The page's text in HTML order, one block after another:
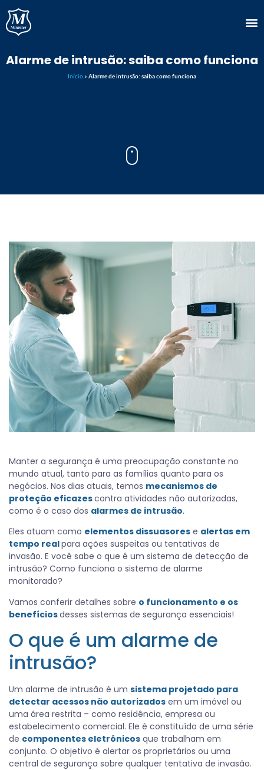
Alarme de intrusão: saiba como funciona
Início » Alarme de intrusão: saiba como funciona
Manter a segurança é uma preocupação constante no
mundo atual, tanto para as famílias quanto para os
negócios. Nos dias atuais, temos mecanismos de
proteção eficazescontra atividades não autorizadas,
como é o caso dos alarmes de intrusão.
Eles atuam como elementos dissuasores e alertas em
tempo realpara ações suspeitas ou tentativas de
invasão. E você sabe o que é um sistema de detecção de
intrusão? Como funciona o sistema de alarme
monitorado?
Vamos conferir detalhes sobre o funcionamento e os
benefíciosdesses sistemas de segurança essenciais!
O que é um alarme de
intrusão?
Um alarme de intrusão é um sistema projetado para
detectar acessos não autorizados em um imóvel ou
uma área restrita – como residência, empresa ou
estabelecimento comercial. Ele é constituído de uma série
de componentes eletrônicos que trabalham em
conjunto. O objetivo é alertar os proprietários ou uma
central de segurança sobre qualquer tentativa de invasão.